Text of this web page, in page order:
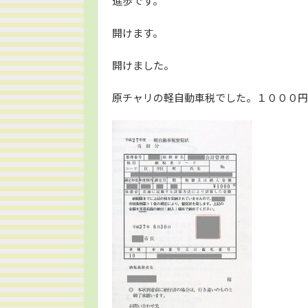
開けます。
開けました。
原チャリの軽自動車税でした。１０００